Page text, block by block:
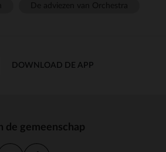
DOWNLOAD DE APP
de gemeenschap